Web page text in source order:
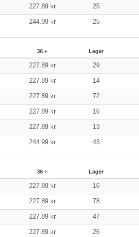
227.89 kr 25
244.99 kr 25
36 + Lager
227.89 kr 29
227.89 kr 14
227.89 kr 72
227.89 kr 16
227.89 kr 13
244.99 kr 43
36 + Lager
227.89 kr 16
227.89 kr 78
227.89 kr 47
227.89 kr 26